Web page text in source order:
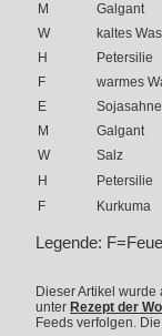
M
Galgant
W
kaltes
H
Petersilie
F
warmes
E
Sojasahne
M
Galgant
W
Salz
H
Petersilie
F
Kurkuma
Legende:
Dieser Artikel
unter Rezept der
Feeds verfolgen.